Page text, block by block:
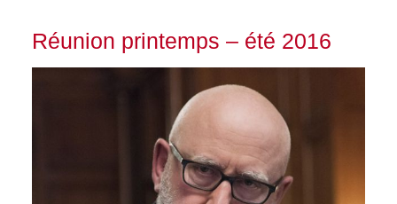
Réunion printemps – été 2016